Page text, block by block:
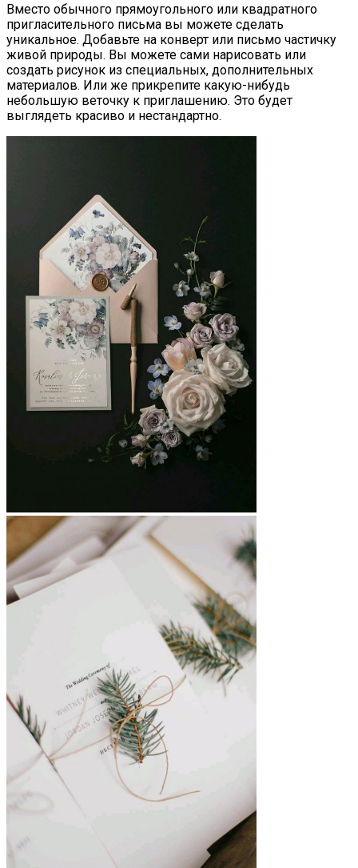
Вместо обычного прямоугольного или квадратного
пригласительного письма вы можете сделать
уникальное. Добавьте на конверт или письмо частичку
живой природы. Вы можете сами нарисовать или
создать рисунок из специальных, дополнительных
материалов. Или же прикрепите какую-нибудь
небольшую веточку к приглашению. Это будет
выглядеть красиво и нестандартно.